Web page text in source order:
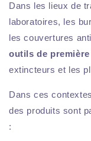
Dans les lieux de
laboratoires, les
les couvertures
outils de
extincteurs et les
Dans ces
des produits sont
: